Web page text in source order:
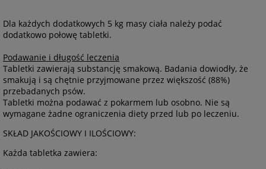
Dla każdych dodatkowych 5 kg masy ciała należy podać
dodatkowo połowę tabletki.
Podawanie i długość leczenia
Tabletki zawierają substancję smakową. Badania dowiodły, że
smakują i są chętnie przyjmowane przez większość (88%)
przebadanych psów.
Tabletki można podawać z pokarmem lub osobno. Nie są
wymagane żadne ograniczenia diety przed lub po leczeniu.
SKŁAD JAKOŚCIOWY I ILOŚCIOWY:
Każda tabletka zawiera: